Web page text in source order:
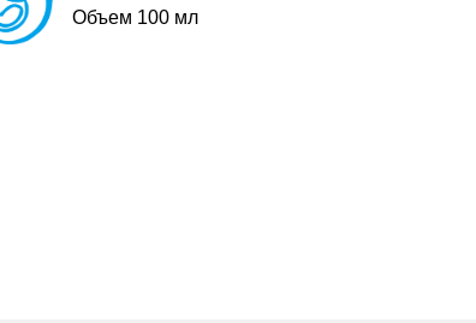
Объем 100 мл